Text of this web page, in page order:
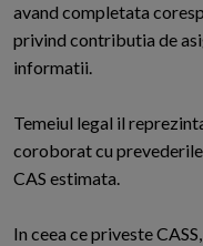
avand completata
privind contributia de
informatii.
Temeiul legal il
coroborat cu
CAS estimata.
In ceea ce priveste